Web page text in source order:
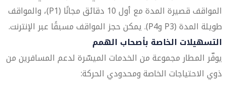
المواقف قصيرة المدة مع أول 10 دقائق مجانًا (P1)، والمواقف
طويلة المدة (P3 وP4). يمكن حجز المواقف مسبقًا عبر الإنترنت.
التسهيلات الخاصة بأصحاب الهمم
يوفّر المطار مجموعة من الخدمات الميسّرة لدعم المسافرين من
ذوي الاحتياجات الخاصة ومحدودي الحركة: